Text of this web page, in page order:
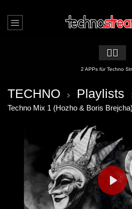
🏳️‍🌈
2 APPs für Techno
TECHNO Playlists
Techno Mix 1 (Hozho & Boris